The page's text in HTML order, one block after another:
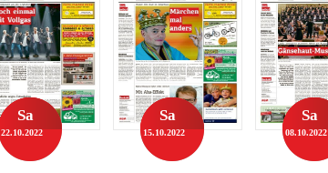
Sa
22.10.2022
Sa
15.10.2022
Sa
08.10.2022